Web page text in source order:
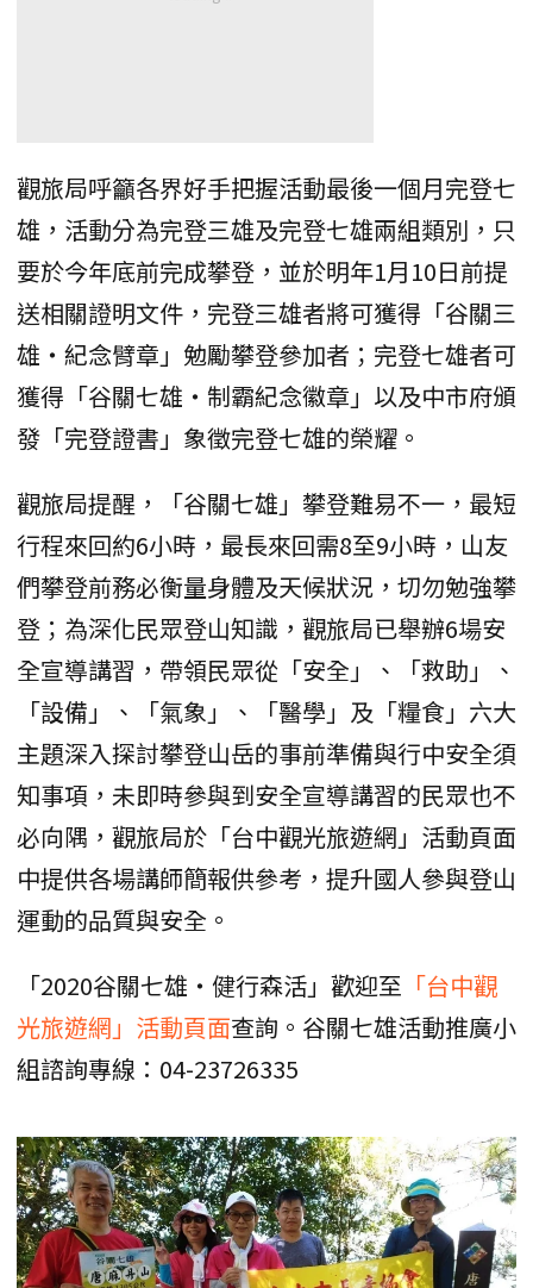
觀旅局呼籲各界好手把握活動最後一個月完登七
雄，活動分為完登三雄及完登七雄兩組類別，只
要於今年底前完成攀登，並於明年1月10日前提
送相關證明文件，完登三雄者將可獲得「谷關三
雄‧紀念臂章」勉勵攀登參加者；完登七雄者可
獲得「谷關七雄‧制霸紀念徽章」以及中市府頒
發「完登證書」象徵完登七雄的榮耀。
觀旅局提醒，「谷關七雄」攀登難易不一，最短
行程來回約6小時，最長來回需8至9小時，山友
們攀登前務必衡量身體及天候狀況，切勿勉強攀
登；為深化民眾登山知識，觀旅局已舉辦6場安
全宣導講習，帶領民眾從「安全」、「救助」、
「設備」、「氣象」、「醫學」及「糧食」六大
主題深入探討攀登山岳的事前準備與行中安全須
知事項，未即時參與到安全宣導講習的民眾也不
必向隅，觀旅局於「台中觀光旅遊網」活動頁面
中提供各場講師簡報供參考，提升國人參與登山
運動的品質與安全。
「2020谷關七雄‧健行森活」歡迎至 「台中觀
光旅遊網」活動頁面查詢。谷關七雄活動推廣小
組諮詢專線：04-23726335